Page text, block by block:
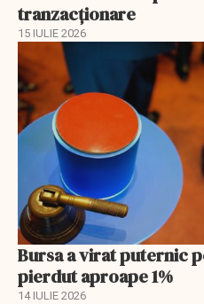
tranzacționare
15 IULIE 2026
Bursa a virat puternic
pierdut aproape 1%
14 IULIE 2026